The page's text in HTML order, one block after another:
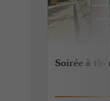
Soirée à